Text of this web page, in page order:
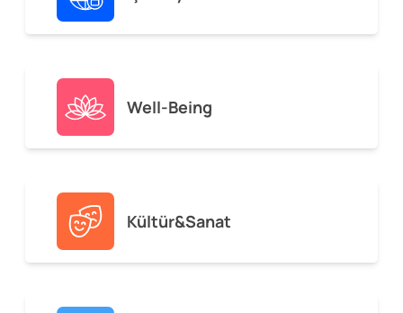
Well-Being
Kültür&Sanat